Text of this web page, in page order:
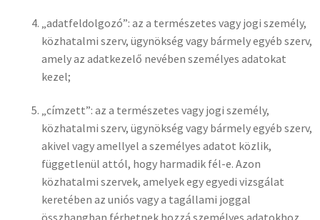
„adatfeldolgozó”: az a természetes vagy jogi személy,
közhatalmi szerv, ügynökség vagy bármely egyéb szerv,
amely az adatkezelő nevében személyes adatokat
kezel;
„címzett”: az a természetes vagy jogi személy,
közhatalmi szerv, ügynökség vagy bármely egyéb szerv,
akivel vagy amellyel a személyes adatot közlik,
függetlenül attól, hogy harmadik fél-e. Azon
közhatalmi szervek, amelyek egy egyedi vizsgálat
keretében az uniós vagy a tagállami joggal